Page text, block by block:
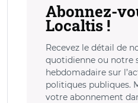
Abonnez-
Localtis !
Recevez le détail de
quotidienne ou notre
hebdomadaire sur
politiques publiques.
votre abonnement